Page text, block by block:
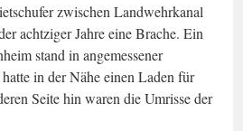
zwischen Landwehrkanal
achtziger Jahre eine Brache. Ein
stand in angemessener
in der Nähe einen Laden für
Seite hin waren die Umrisse der